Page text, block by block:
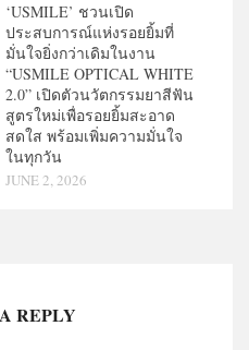
‘USMILE’ ชวนเปิด
ประสบการณ์แห่งรอยยิ้มที่
มั่นใจยิ่งกว่าเดิมในงาน
“USMILE OPTICAL WHITE
2.0” เปิดตัวนวัตกรรมยาสีฟัน
สูตรใหม่เพื่อรอยยิ้มสะอาด
สดใส พร้อมเพิ่มความมั่นใจ
ในทุกวัน
JUNE 2, 2026
REPLY